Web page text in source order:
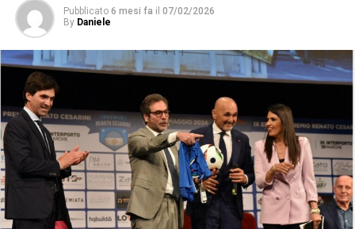
Pubblicato 6 mesi fa il 07/02/2026
By Daniele